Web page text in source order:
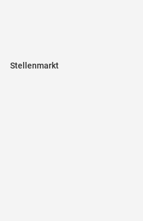
Stellenmarkt